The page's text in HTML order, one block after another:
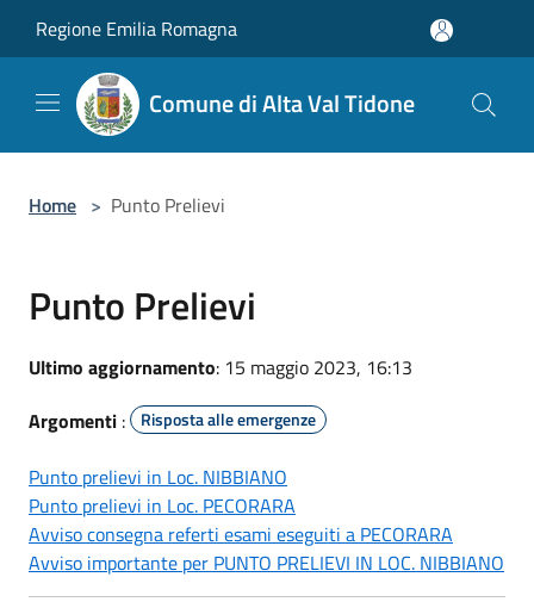
Regione Emilia Romagna
Comune di Alta Val Tidone
Home > Punto Prelievi
Punto Prelievi
Ultimo aggiornamento: 15 maggio 2023, 16:13
Argomenti : Risposta alle emergenze
Punto prelievi in Loc. NIBBIANO
Punto prelievi in Loc. PECORARA
Avviso consegna referti esami eseguiti a PECORARA
Avviso importante per PUNTO PRELIEVI IN LOC. NIBBIANO